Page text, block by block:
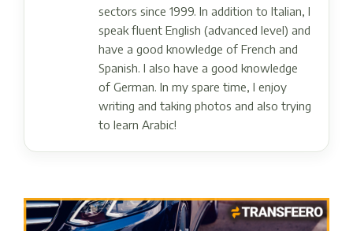
sectors since 1999. In addition to Italian, I
speak fluent English (advanced level) and
have a good knowledge of French and
Spanish. I also have a good knowledge
of German. In my spare time, I enjoy
writing and taking photos and also trying
to learn Arabic!